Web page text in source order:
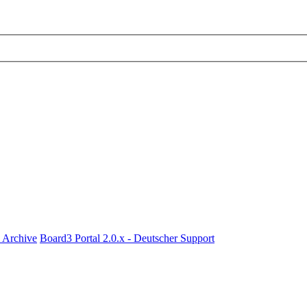
Archive Board3 Portal 2.0.x - Deutscher Support